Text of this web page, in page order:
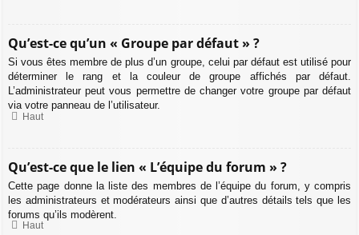
Qu’est-ce qu’un « Groupe par défaut » ?
Si vous êtes membre de plus d’un groupe, celui par défaut est utilisé pour
déterminer le rang et la couleur de groupe affichés par défaut.
L’administrateur peut vous permettre de changer votre groupe par défaut
via votre panneau de l’utilisateur.
Haut
Qu’est-ce que le lien « L’équipe du forum » ?
Cette page donne la liste des membres de l’équipe du forum, y compris
les administrateurs et modérateurs ainsi que d’autres détails tels que les
forums qu’ils modèrent.
Haut